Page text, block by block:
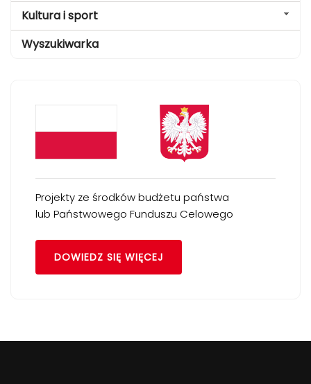
Kultura i sport
Wyszukiwarka
Projekty ze środków budżetu państwa
lub Państwowego Funduszu Celowego
DOWIEDZ SIĘ WIĘCEJ